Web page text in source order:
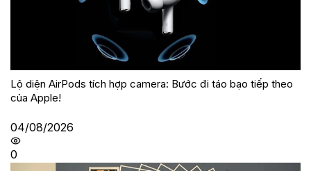
Lộ diện AirPods tích hợp camera: Bước đi táo bạo tiếp theo
của Apple!
04/08/2026
0